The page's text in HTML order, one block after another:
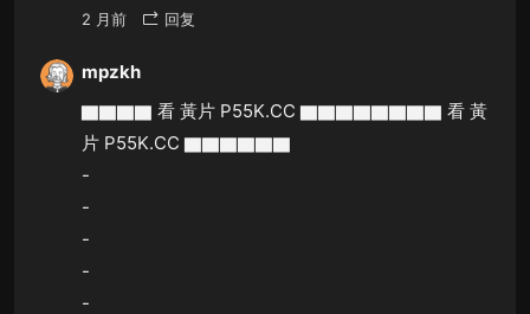
2 月前 回复
mpzkh
▇▇▇▇ 看 黃片 P55K.CC ▇▇▇▇▇▇▇▇ 看 黃
片 P55K.CC ▇▇▇▇▇▇
-
-
-
-
-